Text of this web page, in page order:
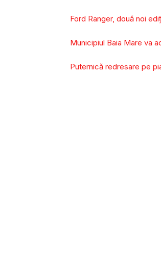
Ford Ranger, două noi
Municipiul Baia Mare va
Puternică redresare pe